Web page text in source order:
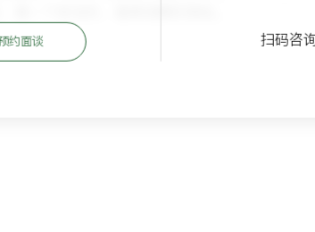
一个安全的、值得信赖的网站。
约面谈 扫码咨